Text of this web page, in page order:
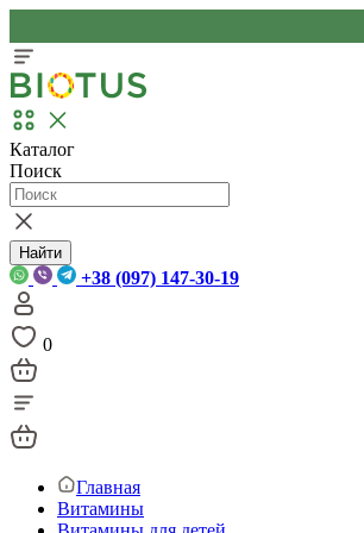
Каталог
Поиск
Найти
+38 (097) 147-30-19
0
Главная
Витамины